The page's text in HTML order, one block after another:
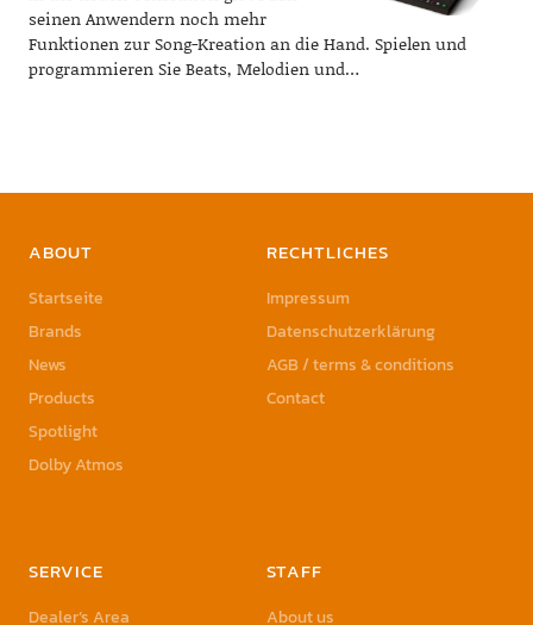
seinen Anwendern noch mehr
Funktionen zur Song-Kreation an die Hand. Spielen und
programmieren Sie Beats, Melodien und…
ABOUT
Startseite
Brands
News
Products
Spotlight
Dolby Atmos
RECHTLICHES
Impressum
Datenschutzerklärung
AGB / terms & conditions
Contact
SERVICE
Dealer’s Area
STAFF
About us